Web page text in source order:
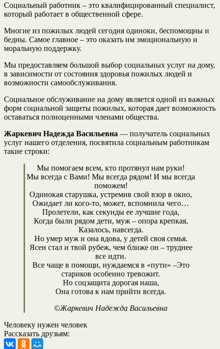
Социальный работник – это квалифицированный специалист,
который работает в общественной сфере.
Многие из пожилых людей сегодня одиноки, беспомощны и
бедны. Самое главное – это оказать им эмоциональную и
моральную поддержку.
Мы предоставляем большой выбор социальных услуг на дому,
в зависимости от состояния здоровья пожилых людей и
возможности самообслуживания.
Социальное обслуживание на дому является одной из важных
форм социальной защиты пожилых, которая дает возможность
оставаться полноценными членами общества.
Жаркевич Надежда Васильевна — получатель социальных
услуг нашего отделения, посвятила социальным работникам
такие строки:
Мы помогаем всем, кто протянул нам руки!
Мы всегда с Вами! Мы всегда рядом! И мы всегда
поможем!
Одинокая старушка, устремив свой взор в окно,
Ожидает ли кого-то, может, вспомнила чего…
Пролетели, как секунды ее лучшие года,
Когда были рядом дети, муж – опора крепкая,
Казалось, навсегда.
Но умер муж и она вдова, у детей своя семья.
Ясен стал и твой рубеж, чем ближе он – труднее
все идти.
Все чаще в помощи, нуждаемся в «пути» –Это
стариков особенно тревожит.
Но соцзащита дорогая наша,
Она готова к нам прийти всегда.
©Жаркевич Надежда Васильевна
Человеку нужен человек
Рассказать друзьям: